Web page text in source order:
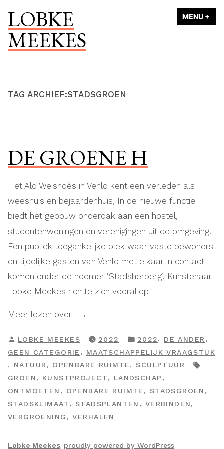
inhoud
springen
LOBKE
MEEKES
MENU +
TAG ARCHIEF:STADSGROEN
DE GROENE H
Het Ald Weishoès in Venlo kent een verleden als
weeshuis en bejaardenhuis, In de nieuwe functie
biedt het gebouw onderdak aan een hostel,
studentenwoningen en verenigingen uit de omgeving.
Een publiek toegankelijke plek waar vaste bewoners
en tijdelijke gasten van Venlo met elkaar in contact
komen onder de noemer ‘Stadsherberg’. Kunstenaar
Lobke Meekes richtte zich vooral op
Meer lezen over
“De
H”
GEPLAATST
DOOR
LOBKE MEEKES 2022
GEPLAATST
IN
2022, DE ANDER ,
GEEN CATEGORIE , MAATSCHAPPELIJK VRAAGSTUK
, NATUUR, OPENBARE RUIMTE, SCULPTUUR
GROEN, KUNSTPROJECT, LANDSCHAP ,
ONTMOETEN , OPENBARE RUIMTE , STADSGROEN ,
STADSKLIMAAT, STADSPLANTEN , VERBINDEN,
VERGROENING ,VERHALEN
Lobke Meekes, proudly powered by WordPress.